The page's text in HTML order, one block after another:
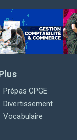
Plus
Prépas CPGE
Divertissement
Vocabulaire